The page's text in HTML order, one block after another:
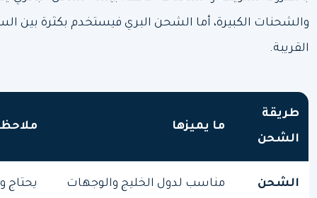
والشحنات الكبيرة، أما الشحن البري فيستخدم بكثرة بين
القريبة.
طريقة
الشحن
ما يميزها
الشحن مناسب لدول الخليج والوجهات يحتاج